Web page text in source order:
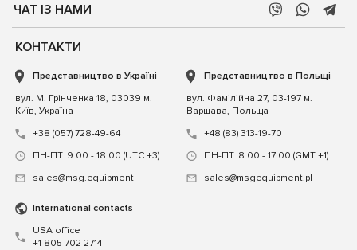
ЧАТ ІЗ НАМИ
КОНТАКТИ
Представництво в Україні
вул. М. Грінченка 18, 03039 м.
Київ, Україна
+38 (057) 728-49-64
ПН-ПТ: 9:00 - 18:00 (UTC +3)
sales@msg.equipment
Представництво в Польщі
вул. Фамілійна 27, 03-197 м.
Варшава, Польща
+48 (83) 313-19-70
ПН-ПТ: 8:00 - 17:00 (GMT +1)
sales@msgequipment.pl
International contacts
USA office
+1 805 702 2714